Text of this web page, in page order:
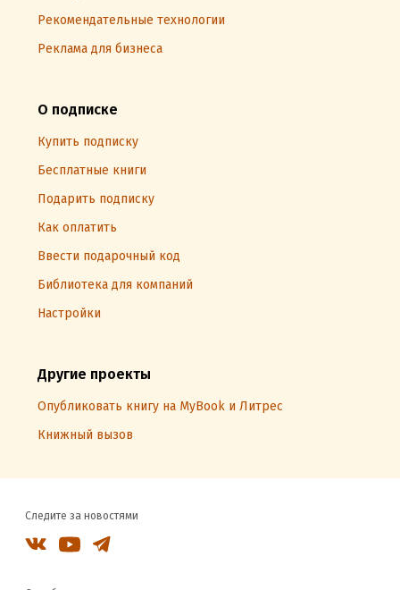
Рекомендательные технологии
Реклама для бизнеса
О подписке
Купить подписку
Бесплатные книги
Подарить подписку
Как оплатить
Ввести подарочный код
Библиотека для компаний
Настройки
Другие проекты
Опубликовать книгу на MyBook и Литрес
Книжный вызов
Следите за новостями